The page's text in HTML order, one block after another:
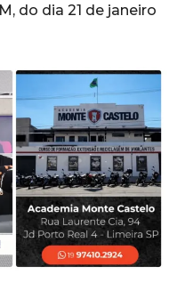
do dia 21 de janeiro